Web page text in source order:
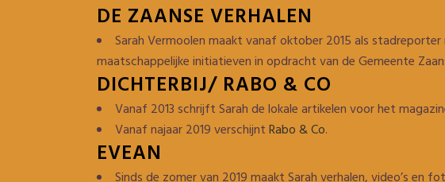
DE ZAANSE VERHALEN
Sarah Vermoolen maakt vanaf oktober 2015 als
maatschappelijke initiatieven in opdracht van de Gemeente
DICHTERBIJ/ RABO & CO
Vanaf 2013 schrijft Sarah de lokale artikelen voor het
Vanaf najaar 2019 verschijntRabo & Co.
EVEAN